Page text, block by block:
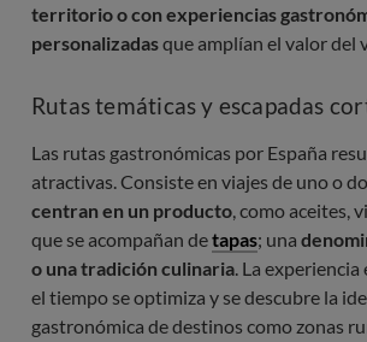
territorio o con experiencias
personalizadasque amplían el valor del
Rutas temáticas y escapadas
Las rutas gastronómicas por España
atractivas. Consiste en viajes de uno o
centran en un producto, como aceites,
que se acompañan detapas; una
o una tradición culinaria. La
el tiempo se optimiza y se descubre la
gastronómica de destinos como zonas